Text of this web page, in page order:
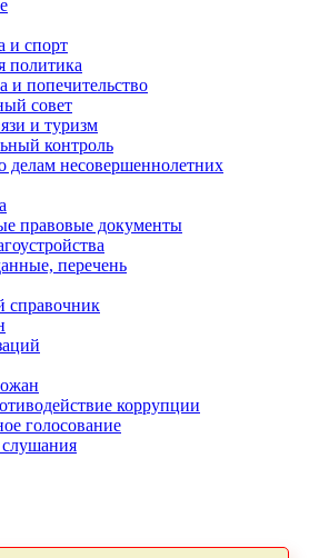
и спорт
политика
и попечительство
совет
и туризм
контроль
делам несовершеннолетних
правовые документы
перечень
справочник
коррупции
голосование